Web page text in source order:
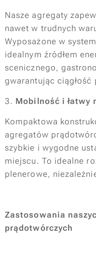
Nasze agregaty
nawet w trudnych
Wyposażone w
idealnym źródłem
scenicznego,
gwarantując ciągłość
3. Mobilność i łatwy
Kompaktowa
agregatów
szybkie i wygodne
miejscu. To idealne
plenerowe,
Zastosowania
prądotwórczych